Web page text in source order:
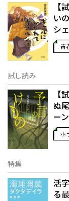
【
い
シ
青
試し読み
【
ぬ
ー
ホ
特集
活
る